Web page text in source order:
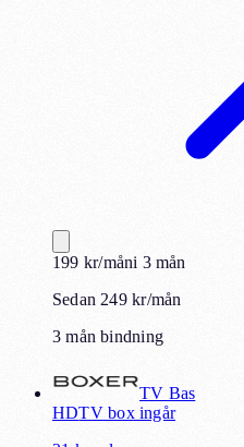
199 kr/måni 3 mån
Sedan 249 kr/mån
3 mån bindning
TV Bas
HDTV box ingår